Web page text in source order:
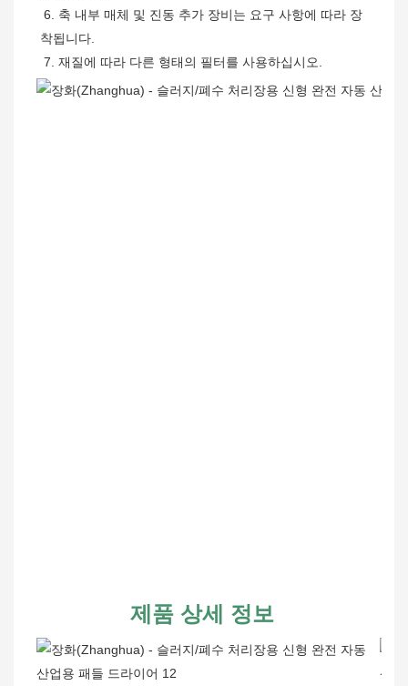
착됩니다.
7. 재질에 따라 다른 형태의 필터를 사용하십시오.
제품 상세 정보